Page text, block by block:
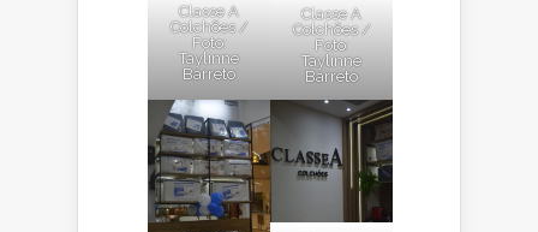
Classe A
Colchões /
Foto:
Taylinne
Barreto
Classe A
Colchões /
Foto:
Taylinne
Barreto